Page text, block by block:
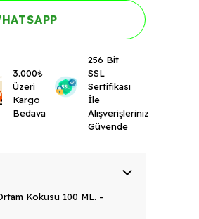
3.000₺
Üzeri
Kargo
Bedava
256 Bit
SSL
Sertifikası
İle
Alışverişleriniz
Güvende
Kokusu 100 ML. -